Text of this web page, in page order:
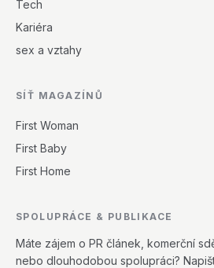
Tech
Kariéra
sex a vztahy
SÍŤ MAGAZÍNŮ
First Woman
First Baby
First Home
SPOLUPRÁCE & PUBLIKACE
Máte zájem o PR článek, komerční
nebo dlouhodobou spolupráci?